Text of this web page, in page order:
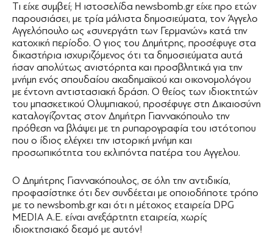
Τι είχε συμβεί; Η ιστοσελίδα newsbomb.gr είχε προ ετών
παρουσιάσει, με τρία μάλιστα δημοσιεύματα, τον Άγγελο
Αγγελόπουλο ως «συνεργάτη των Γερμανών» κατά την
κατοχική περίοδο. Ο γιος του Δημήτρης, προσέφυγε στα
δικαστήρια ισχυριζόμενος ότι τα δημοσιεύματα αυτά
ήσαν απολύτως ανιστόρητα και προσβλητικά για την
μνήμη ενός σπουδαίου ακαδημαϊκού και οικονομολόγου
με έντονη αντιστασιακή δράση. Ο θείος των ιδιοκτητών
του μπασκετικού Ολυμπιακού, προσέφυγε στη Δικαιοσύνη
καταλογίζοντας στον Δημήτρη Γιαννακόπουλο την
πρόθεση να βλάψει με τη ρυπαρογραφία του ιστότοπου
που ο ίδιος ελέγχει την ιστορική μνήμη και
προσωπικότητα του εκλιπόντα πατέρα του Αγγελου.
Ο Δημήτρης Γιαννακόπουλος, σε όλη την αντιδικία,
προφασίστηκε ότι δεν συνδέεται με οποιοδήποτε τρόπο
με το newsbomb.gr και ότι η μέτοχος εταιρεία DPG
MEDIA A.E. είναι ανεξάρτητη εταιρεία, χωρίς
ιδιοκτησιακό δεσμό με αυτόν!